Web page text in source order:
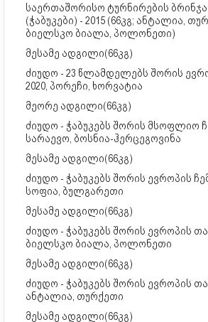
საერთაშორისო ტურნირების
(ჭაბუკები) - 2015 (66კგ; ანტალია,
ბიელსკო ბიალა, პოლონეთი)
მესამე ადგილი(66კგ)
ძიუდო - 23 წლამდელებს შორის
2020, პორეჩი, ხორვატია
მეორე ადგილი(66კგ)
ძიუდო - ჭაბუკებს შორის მსოფლიო
სარაევო, ბოსნია-ჰერცეგოვინა
მესამე ადგილი(66კგ)
ძიუდო - ჭაბუკებს შორის ევროპის
სოფია, ბულგარეთი
მესამე ადგილი(66კგ)
ძიუდო - ჭაბუკებს შორის ევროპის
ბიელსკო ბიალა, პოლონეთი
მესამე ადგილი(66კგ)
ძიუდო - ჭაბუკებს შორის ევროპის
ანტალია, თურქეთი
მესამე ადგილი(66კგ)